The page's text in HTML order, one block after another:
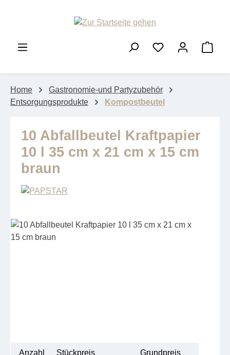
Home
Gastronomie-und Partyzubehör
Entsorgungsprodukte
Kompostbeutel
10 Abfallbeutel Kraftpapier
10 l 35 cm x 21 cm x 15 cm
braun
Bildergalerie überspringen
Anzahl Stückpreis Grundpreis